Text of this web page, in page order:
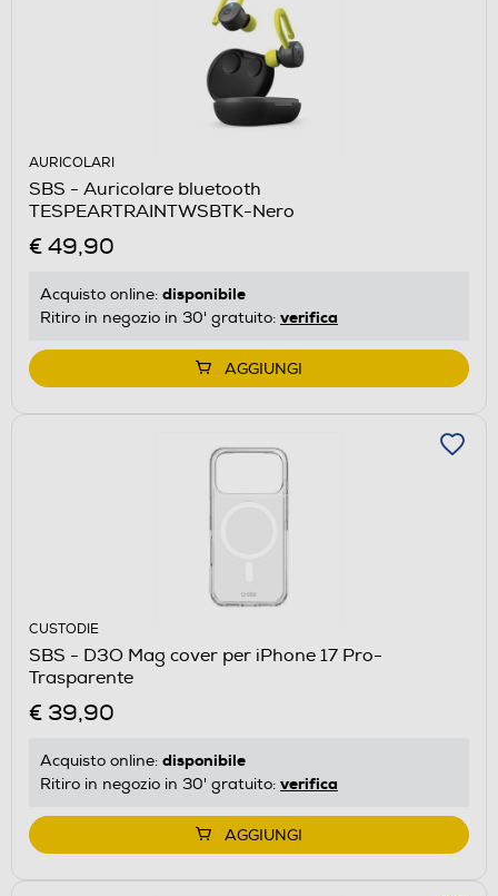
AURICOLARI
SBS - Auricolare bluetooth
TESPEARTRAINTWSBTK-Nero
€ 49,90
Acquisto online: disponibile
Ritiro in negozio in 30' gratuito: verifica
AGGIUNGI
CUSTODIE
SBS - D3O Mag cover per iPhone 17 Pro-
Trasparente
€ 39,90
Acquisto online: disponibile
Ritiro in negozio in 30' gratuito: verifica
AGGIUNGI